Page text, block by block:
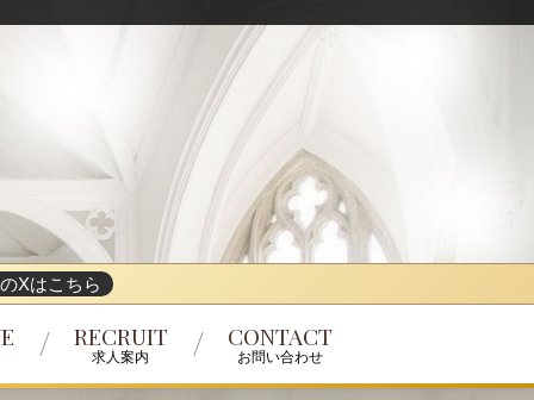
Xはこちら
RECRUIT
求人案内
CONTACT
お問い合わせ